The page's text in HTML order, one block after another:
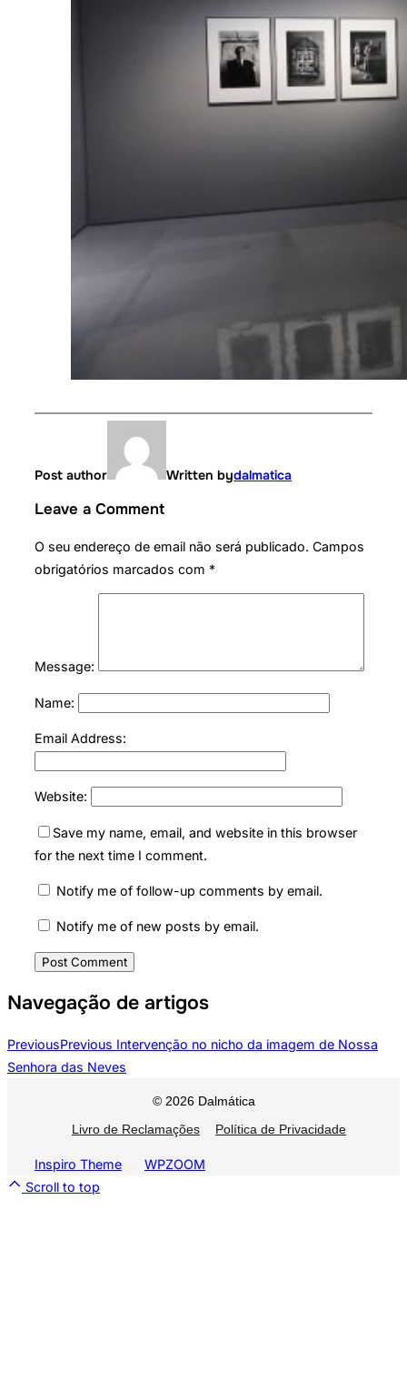
Post author Written bydalmatica
Leave a Comment
O seu endereço de email não será publicado. Campos
obrigatórios marcados com *
Message:
Name:
Email Address:
Website:
Save my name, email, and website in this browser
for the next time I comment.
Notify me of follow-up comments by email.
Notify me of new posts by email.
Navegação de artigos
PreviousPrevious Intervenção no nicho da imagem de Nossa
Senhora das Neves
© 2026 Dalmática
Livro de Reclamações
Política de Privacidade
Inspiro Theme
WPZOOM
Scroll to top